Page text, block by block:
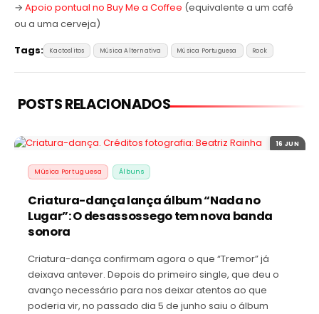
→ Apoio pontual no Buy Me a Coffee (equivalente a um café
ou a uma cerveja)
Tags:
Kactoslitos Música Alternativa Música Portuguesa Rock
POSTS RELACIONADOS
16 JUN
Música Portuguesa Álbuns
Criatura-dança lança álbum “Nada no
Lugar”: O desassossego tem nova banda
sonora
Criatura-dança confirmam agora o que “Tremor” já
deixava antever. Depois do primeiro single, que deu o
avanço necessário para nos deixar atentos ao que
poderia vir, no passado dia 5 de junho saiu o álbum